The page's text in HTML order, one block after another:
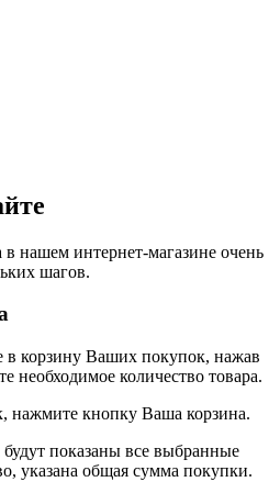
нашем интернет-магазине очень
шагов.
в корзину Ваших покупок, нажав
необходимое количество товара.
нажмите кнопку Ваша корзина.
показаны все выбранные
указана общая сумма покупки.